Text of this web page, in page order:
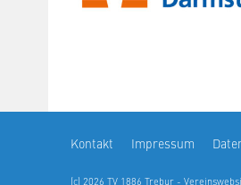
Kontakt Impressum
(c) 2026 TV 1886 Trebur -